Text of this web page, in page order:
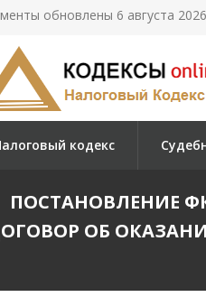
обновлены 6 августа
кодекс
ПОСТАНОВЛЕНИЕ
ОБ